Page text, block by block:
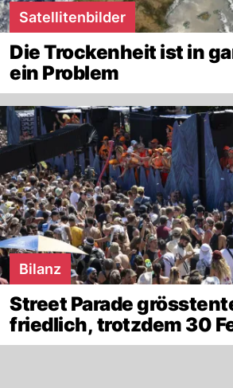
Satellitenbilder
Die Trockenheit ist in
ein Problem
Bilanz
Street Parade
friedlich, trotzdem 30